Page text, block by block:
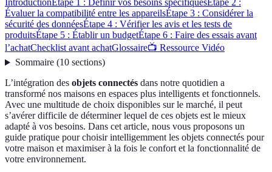
IntroductionÉtape 1 : Définir vos besoins spécifiquesÉtape 2 :
Évaluer la compatibilité entre les appareilsÉtape 3 : Considérer la
sécurité des donnéesÉtape 4 : Vérifier les avis et les tests de
produitsÉtape 5 : Établir un budgetÉtape 6 : Faire des essais avant
l’achatChecklist avant achatGlossaire📺 Ressource Vidéo
Sommaire(10 sections)
L’intégration des objets connectés dans notre quotidien a
transformé nos maisons en espaces plus intelligents et fonctionnels.
Avec une multitude de choix disponibles sur le marché, il peut
s’avérer difficile de déterminer lequel de ces objets est le mieux
adapté à vos besoins. Dans cet article, nous vous proposons un
guide pratique pour choisir intelligemment les objets connectés pour
votre maison et maximiser à la fois le confort et la fonctionnalité de
votre environnement.